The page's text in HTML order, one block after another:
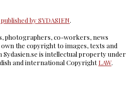
bySYDASIEN.
photographers, co-workers, news
the copyright to images, texts and
Sydasien.se is intellectual property under
and international CopyrightLAW.